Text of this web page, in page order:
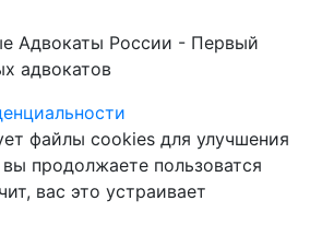
Адвокаты России - Первый
адвокатов
файлы cookies для улучшения
продолжаете пользоватся
вас это устраивает